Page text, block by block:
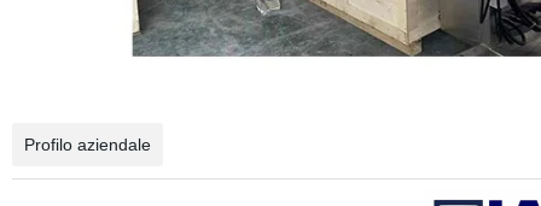
Profilo aziendale